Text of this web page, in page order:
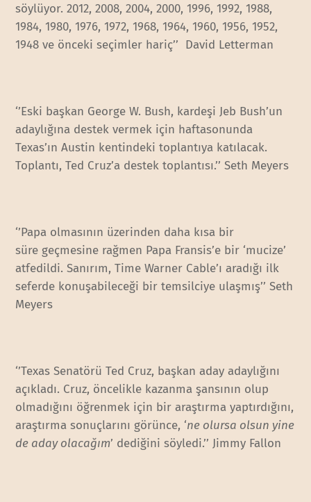
söylüyor. 2012, 2008, 2004, 2000, 1996, 1992, 1988,
1984, 1980, 1976, 1972, 1968, 1964, 1960, 1956, 1952,
1948 ve önceki seçimler hariç’’ David Letterman
‘’Eski başkan George W. Bush, kardeşi Jeb Bush’un
adaylığına destek vermek için haftasonunda
Texas’ın Austin kentindeki toplantıya katılacak.
Toplantı, Ted Cruz’a destek toplantısı.’’ Seth Meyers
‘’Papa olmasının üzerinden daha kısa bir
süre geçmesine rağmen Papa Fransis’e bir ‘mucize’
atfedildi. Sanırım, Time Warner Cable’ı aradığı ilk
seferde konuşabileceği bir temsilciye ulaşmış’’ Seth
Meyers
‘’Texas Senatörü Ted Cruz, başkan aday adaylığını
açıkladı. Cruz, öncelikle kazanma şansının olup
olmadığını öğrenmek için bir araştırma yaptırdığını,
araştırma sonuçlarını görünce, ‘ne olursa olsun yine
de aday olacağım’ dediğini söyledi.’’ Jimmy Fallon